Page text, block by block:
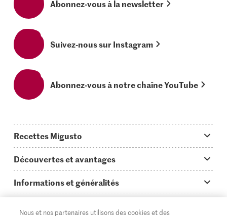
Abonnez-vous à la newsletter
Suivez-nous sur Instagram
Abonnez-vous à notre chaîne YouTube
Recettes Migusto
Idées de menus
Plats principaux
Découvertes et avantages
On en parle...
Informations et généralités
Questions concernant Migusto
Nous et nos partenaires utilisons des cookies et des